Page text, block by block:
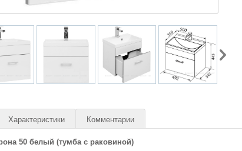
Характеристики Комментарии
50 белый (тумба с раковиной)